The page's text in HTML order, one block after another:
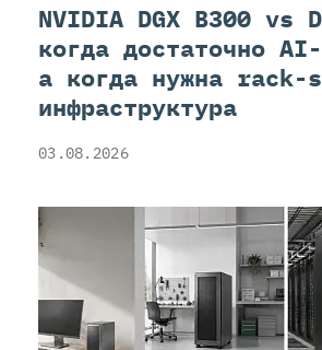
NVIDIA DGX B300 vs
когда достаточно
а когда нужна rack-
инфраструктура
03.08.2026